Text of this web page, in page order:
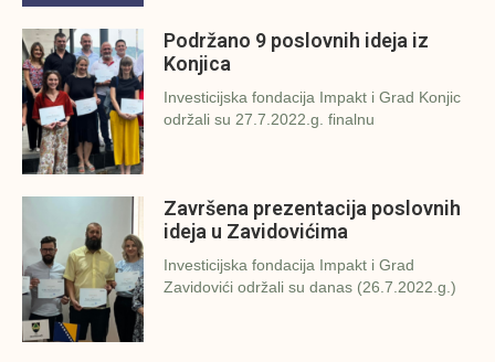
Podržano 9 poslovnih ideja iz
Konjica
Investicijska fondacija Impakt i Grad Konjic
održali su 27.7.2022.g. finalnu
Završena prezentacija poslovnih
ideja u Zavidovićima
Investicijska fondacija Impakt i Grad
Zavidovići održali su danas (26.7.2022.g.)